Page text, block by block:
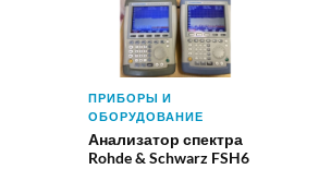
ПРИБОРЫ И
ОБОРУДОВАНИЕ
Анализатор спектра
Rohde & Schwarz FSH6